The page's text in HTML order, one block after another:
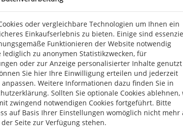
oder vergleichbare Technologien um Ihnen ein
Einkaufserlebnis zu bieten. Einige sind
Funktionieren der Website notwendig
zu anonymen Statistikzwecken, für
oder zur Anzeige personalisierter Inhalte genutzt
Sie hier Ihre Einwilligung erteilen und jederzeit
Weitere Informationen dazu finden Sie in
Sollten Sie optionale Cookies ablehnen,
zwingend notwendigen Cookies fortgeführt. Bitte
auf Basis Ihrer Einstellungen womöglich nicht mehr
Seite zur Verfügung stehen.